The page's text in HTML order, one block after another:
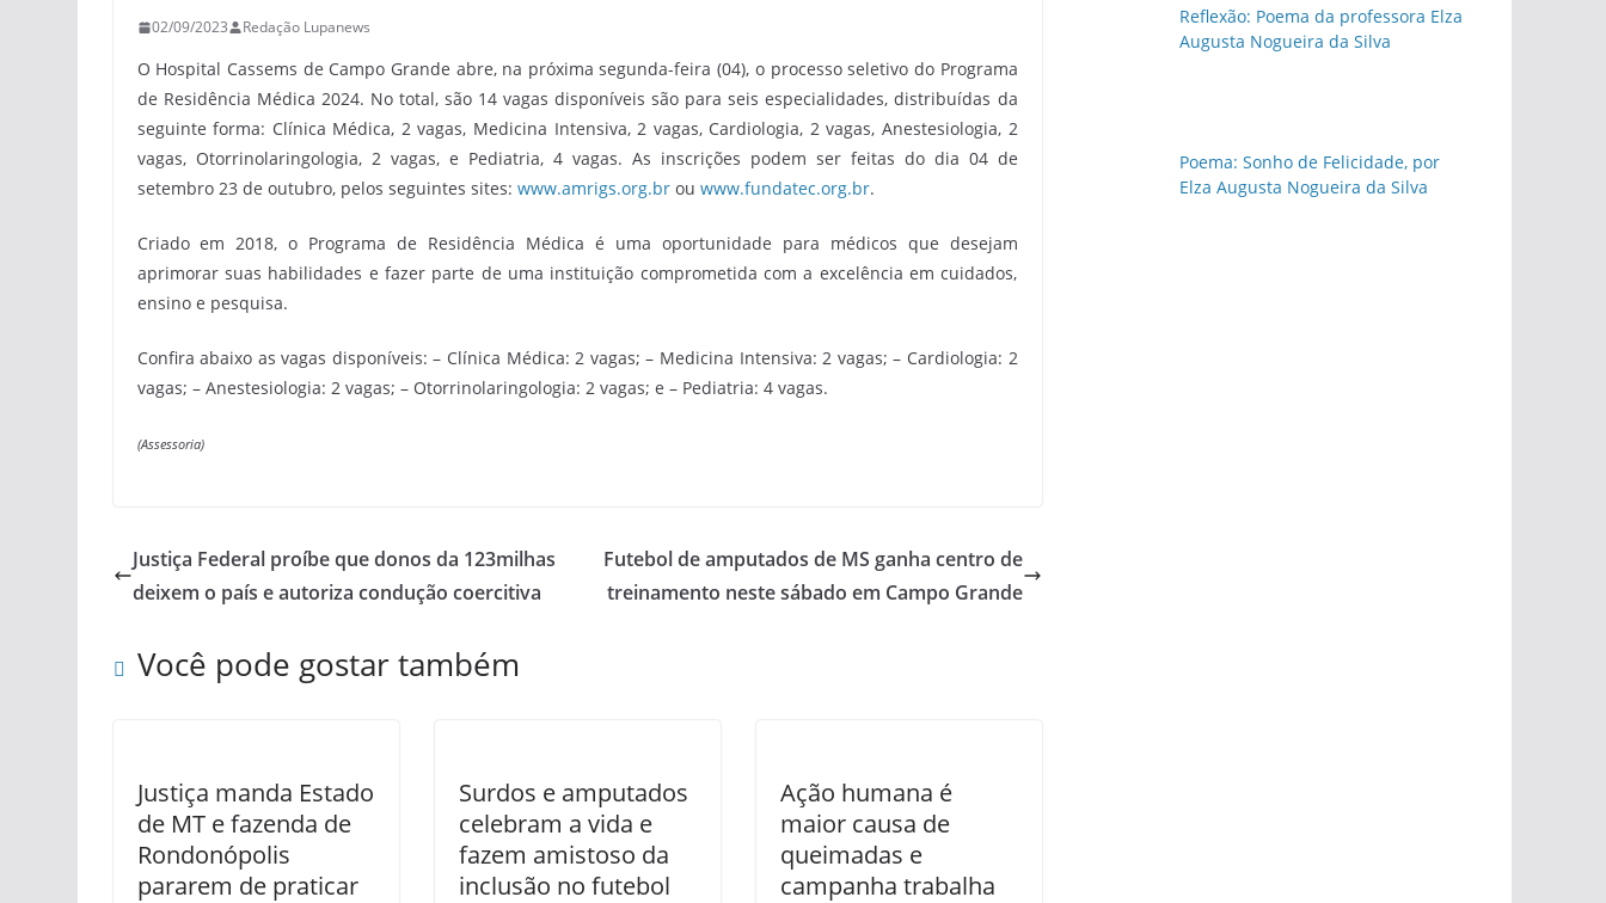
02/09/2023 Redação Lupanews
O Hospital Cassems de Campo Grande abre, na próxima segunda-feira (04), o processo seletivo do Programa
de Residência Médica 2024. No total, são 14 vagas disponíveis são para seis especialidades, distribuídas da
seguinte forma: Clínica Médica, 2 vagas, Medicina Intensiva, 2 vagas, Cardiologia, 2 vagas, Anestesiologia, 2
vagas, Otorrinolaringologia, 2 vagas, e Pediatria, 4 vagas. As inscrições podem ser feitas do dia 04 de
setembro 23 de outubro, pelos seguintes sites: www.amrigs.org.brou www.fundatec.org.br.
Criado em 2018, o Programa de Residência Médica é uma oportunidade para médicos que desejam
aprimorar suas habilidades e fazer parte de uma instituição comprometida com a excelência em cuidados,
ensino e pesquisa.
Confira abaixo as vagas disponíveis: – Clínica Médica: 2 vagas; – Medicina Intensiva: 2 vagas; – Cardiologia: 2
vagas; – Anestesiologia: 2 vagas; – Otorrinolaringologia: 2 vagas; e – Pediatria: 4 vagas.
(Assessoria)
Justiça Federal proíbe que donos da 123milhas
deixem o país e autoriza condução coercitiva
Futebol de amputados de MS ganha centro de
treinamento neste sábado em Campo Grande
Você pode gostar também
Justiça manda Estado
de MT e fazenda de
Rondonópolis
pararem de praticar
Surdos e amputados
celebram a vida e
fazem amistoso da
inclusão no futebol
Ação humana é
maior causa de
queimadas e
campanha trabalha
Reflexão: Poema da professora Elza
Augusta Nogueira da Silva
Poema: Sonho de Felicidade, por
Elza Augusta Nogueira da Silva